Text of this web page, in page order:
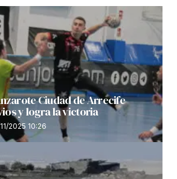
Ciudad de Arrecife
y logra la victoria
2025 10:26